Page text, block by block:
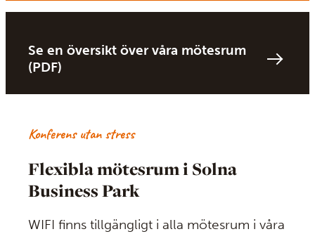
Se en översikt över våra mötesrum
(PDF)
Konferens utan stress
Flexibla mötesrum i Solna
Business Park
WIFI finns tillgängligt i alla mötesrum i våra